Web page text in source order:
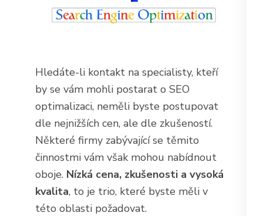
Hledáte-li kontakt na specialisty, kteří
by se vám mohli postarat o SEO
optimalizaci, neměli byste postupovat
dle nejnižších cen, ale dle zkušeností.
Některé firmy zabývající se těmito
činnostmi vám však mohou nabídnout
oboje. Nízká cena, zkušenosti a vysoká
kvalita, to je trio, které byste měli v
této oblasti požadovat.